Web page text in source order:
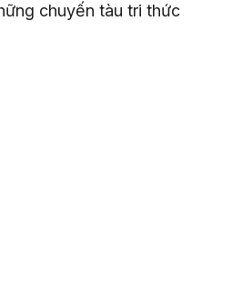
chuyến tàu tri thức